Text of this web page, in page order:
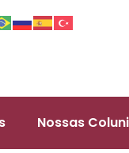
Nossas